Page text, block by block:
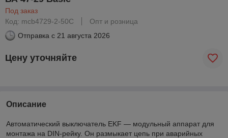
Под заказ
Код: mcb4729-2-50C
Опт и розница
Отправка с 21 августа 2026
Цену уточняйте
Описание
Автоматический выключатель EKF — модульный аппарат для
монтажа на DIN-рейку. Он размыкает цепь при аварийных